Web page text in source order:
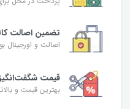
تضمین اصالت
اصالت و اورجینال
قیمت
بهترین قیمت و